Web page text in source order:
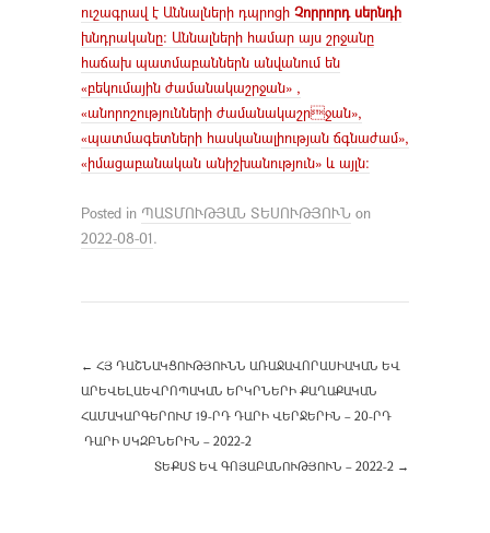
ուշագրավ է Աննալների դպրոցի Չորրորդ սերնդի
խնդրականը։ Աննալների համար այս շրջանը
հաճախ պատմաբաններն անվանում են
«բեկումային ժամանակաշրջան» ,
«անորոշությունների ժամանակաշրջան»,
«պատմագետների հասկանալիության ճգնաժամ»,
«իմացաբանական անիշխանություն» և այլն:
Posted in ՊԱՏՄՈՒԹՅԱՆ ՏԵՍՈՒԹՅՈՒՆ on
2022-08-01.
← ՀՅ ԴԱՇՆԱԿՑՈՒԹՅՈՒՆՆ ԱՌԱՋԱՎՈՐԱՍԻԱԿԱՆ ԵՎ
ԱՐԵՎԵԼԱԵՎՐՈՊԱԿԱՆ ԵՐԿՐՆԵՐԻ ՔԱՂԱՔԱԿԱՆ
ՀԱՄԱԿԱՐԳԵՐՈՒՄ 19-ՐԴ ԴԱՐԻ ՎԵՐՋԵՐԻՆ – 20-ՐԴ
ԴԱՐԻ ՍԿԶԲՆԵՐԻՆ – 2022-2
ՏԵՔՍՏ ԵՎ ԳՈՅԱԲԱՆՈՒԹՅՈՒՆ – 2022-2 →